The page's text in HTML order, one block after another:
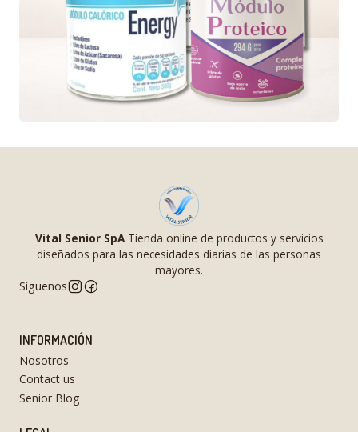
Vital Senior SpATienda online de productos y servicios
diseñados para las necesidades diarias de las personas
mayores.
Síguenos
INFORMACIÓN
Nosotros
Contact us
Senior Blog